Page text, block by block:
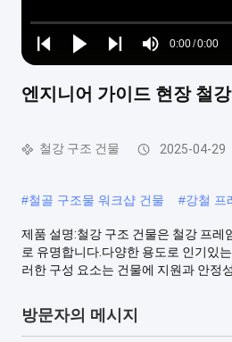
Play
Play
Play
Mute
Time
0:00/0:00
Loaded:
0%
엔지니어 가이드 현장 철
철강 구조 건물 2025-04-29
#철골 구조물 워크샵 건물 #강철 프
제품 설명:철강 구조 건물은 철강 프레
로 유명합니다.다양한 용도로 인기있
러한 구성 요소는 건물에 지원과 안정
방문자의 메시지